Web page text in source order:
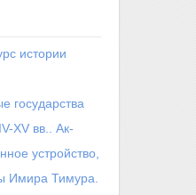
истории
государства
XV вв.. Ак-
устройство,
Имира Тимура.